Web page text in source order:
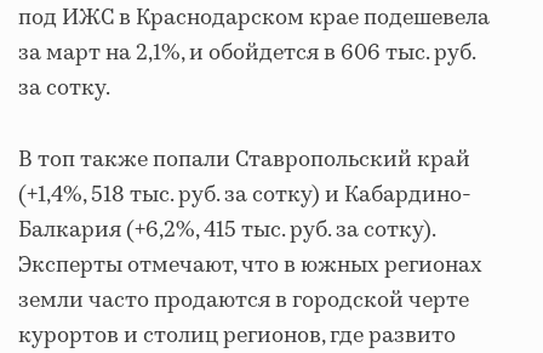
под ИЖС в Краснодарском крае подешевела
за март на 2,1%, и обойдется в 606 тыс. руб.
за сотку.
В топ также попали Ставропольский край
(+1,4%, 518 тыс. руб. за сотку) и Кабардино-
Балкария (+6,2%, 415 тыс. руб. за сотку).
Эксперты отмечают, что в южных регионах
земли часто продаются в городской черте
курортов и столиц регионов, где развито